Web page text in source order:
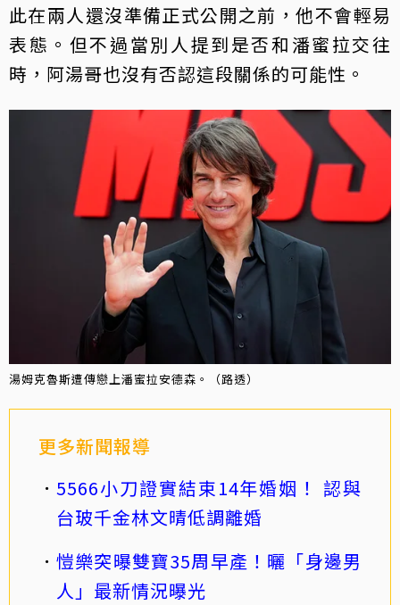
此在兩人還沒準備正式公開之前，他不會輕易
表態。但不過當別人提到是否和潘蜜拉交往
時，阿湯哥也沒有否認這段關係的可能性。
湯姆克魯斯遭傳戀上潘蜜拉安德森。（路透）
更多新聞報導
5566小刀證實結束14年婚姻！ 認與
台玻千金林文晴低調離婚
愷樂突曝雙寶35周早產！曬「身邊男
人」最新情況曝光